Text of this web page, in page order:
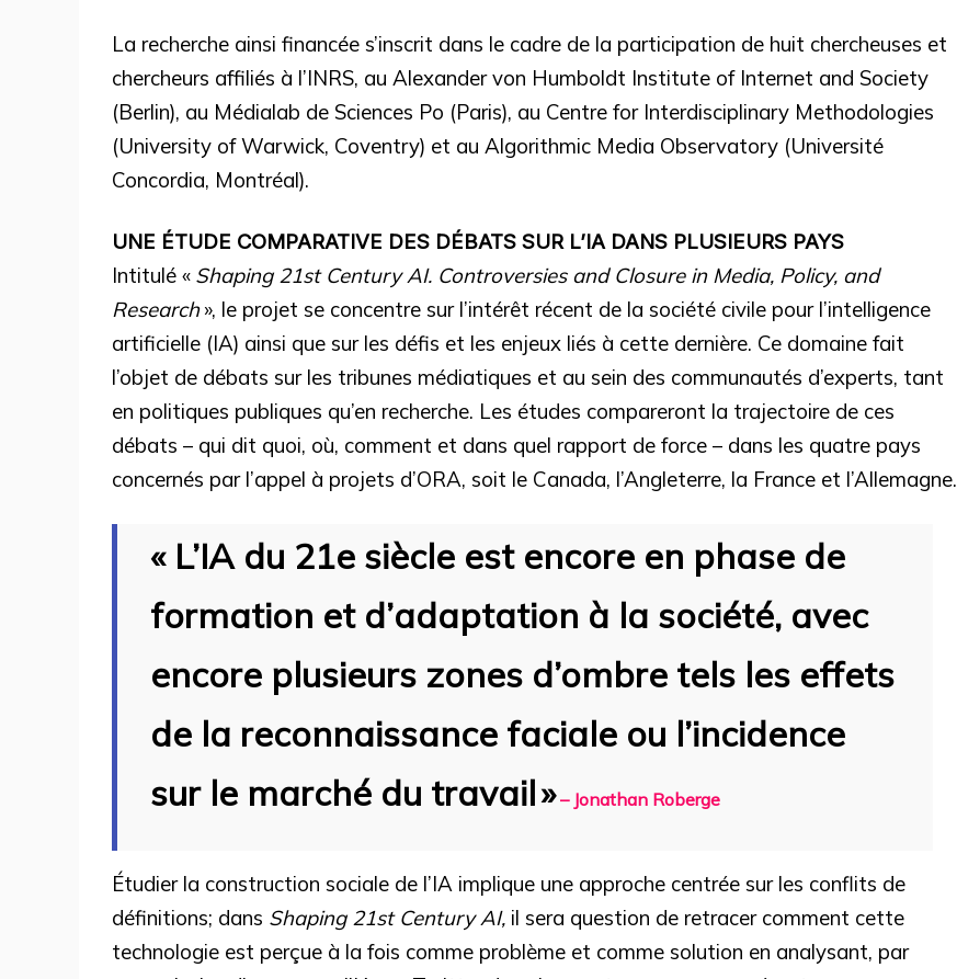
La recherche ainsi financée s’inscrit dans le cadre de la participation de huit chercheuses et
chercheurs affiliés à l’INRS, au Alexander von Humboldt Institute of Internet and Society
(Berlin), au Médialab de Sciences Po (Paris), au Centre for Interdisciplinary Methodologies
(University of Warwick, Coventry) et au Algorithmic Media Observatory (Université
Concordia, Montréal).
UNE ÉTUDE COMPARATIVE DES DÉBATS SUR L’IA DANS PLUSIEURS PAYS
Intitulé « Shaping 21st Century AI. Controversies and Closure in Media, Policy, and
Research», le projet se concentre sur l’intérêt récent de la société civile pour l’intelligence
artificielle (IA) ainsi que sur les défis et les enjeux liés à cette dernière. Ce domaine fait
l’objet de débats sur les tribunes médiatiques et au sein des communautés d’experts, tant
en politiques publiques qu’en recherche. Les études compareront la trajectoire de ces
débats – qui dit quoi, où, comment et dans quel rapport de force – dans les quatre pays
concernés par l’appel à projets d’ORA, soit le Canada, l’Angleterre, la France et l’Allemagne.
« L’IA du 21e siècle est encore en phase de
formation et d’adaptation à la société, avec
encore plusieurs zones d’ombre tels les effets
de la reconnaissance faciale ou l’incidence
sur le marché du travail»– Jonathan Roberge
Étudier la construction sociale de l’IA implique une approche centrée sur les conflits de
définitions; dans Shaping 21st Century AI, il sera question de retracer comment cette
technologie est perçue à la fois comme problème et comme solution en analysant, par